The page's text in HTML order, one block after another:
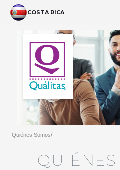
跳转到主内容
COSTA RICA
Quiénes Somos/